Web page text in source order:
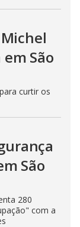
São
curtir os
São
280
com a